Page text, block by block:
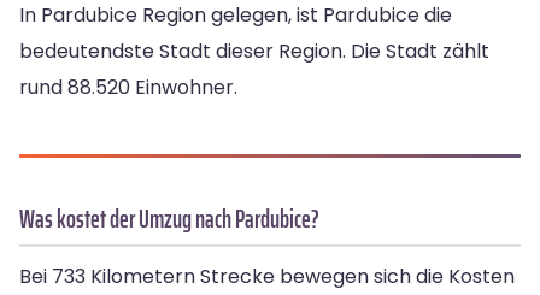
In Pardubice Region gelegen, ist Pardubice die
bedeutendste Stadt dieser Region. Die Stadt zählt
rund 88.520 Einwohner.
Was kostet der Umzug nach Pardubice?
Bei 733 Kilometern Strecke bewegen sich die Kosten